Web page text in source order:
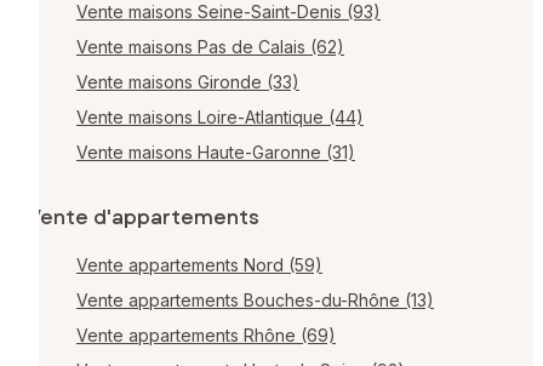
Vente maisons Seine-Saint-Denis (93)
Vente maisons Pas de Calais (62)
Vente maisons Gironde (33)
Vente maisons Loire-Atlantique (44)
Vente maisons Haute-Garonne (31)
Vente d'appartements
Vente appartements Nord (59)
Vente appartements Bouches-du-Rhône (13)
Vente appartements Rhône (69)